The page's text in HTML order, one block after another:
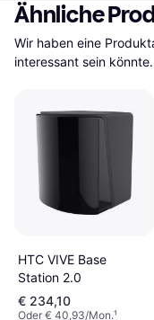
Ähnliche
Wir haben eine
interessant sein könnte.
HTC VIVE Base
Station 2.0
€ 234,10
Oder € 40,93/Mon.¹